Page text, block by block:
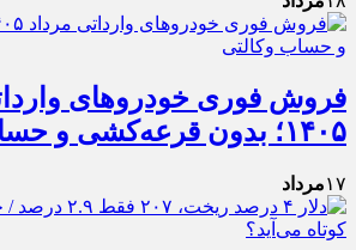
فروش فوری خودروهای
۱۴۰۵؛ بدون قرعه‌کشی و حساب وکالتی
۱۷مرداد